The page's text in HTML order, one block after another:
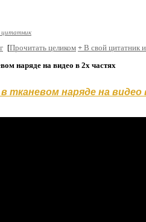
[Прочитать целиком + В свой цитатник
наряде на видео в 2х частях
тканевом наряде на видео